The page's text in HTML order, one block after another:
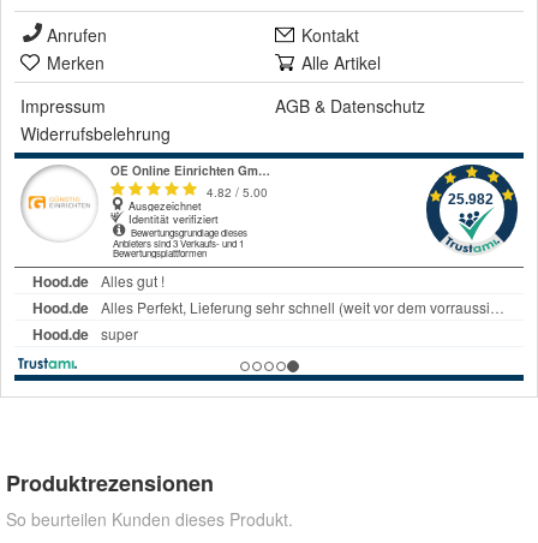
Anrufen
Kontakt
Merken
Alle Artikel
Impressum
AGB & Datenschutz
Widerrufsbelehrung
Produktrezensionen
So beurteilen Kunden dieses Produkt.